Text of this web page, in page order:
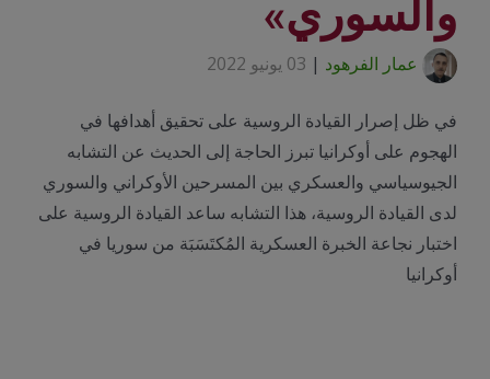
والسوري»
عمار الفرهود | 03 يونيو 2022
‬أوكرانيا